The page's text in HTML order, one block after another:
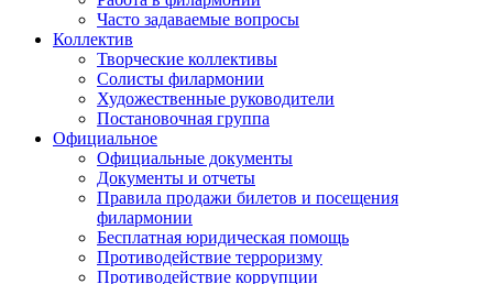
Часто задаваемые вопросы
Коллектив
Творческие коллективы
Солисты филармонии
Художественные руководители
Постановочная группа
Официальное
Официальные документы
Документы и отчеты
Правила продажи билетов и посещения
филармонии
Бесплатная юридическая помощь
Противодействие терроризму
Противодействие коррупции